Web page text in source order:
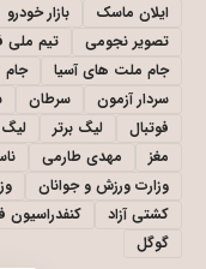
ایلان ماسک
بازار خودرو
تصویر نجومی
تیم ملی
جام ملت های آسیا
سردار آزمون
سرطان
فوتبال
لیگ برتر لیگ
مغز
مهدی طارمی
وزارت ورزش و جوانان
کشتی آزاد
کنفدراسیون
گوگل